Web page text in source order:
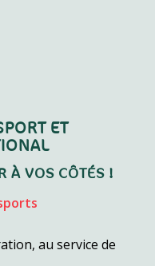
ET
À VOS CÔTÉS !
au service de